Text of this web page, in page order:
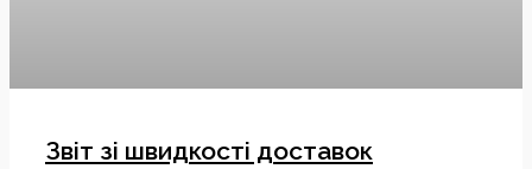
Звіт зі швидкості доставок